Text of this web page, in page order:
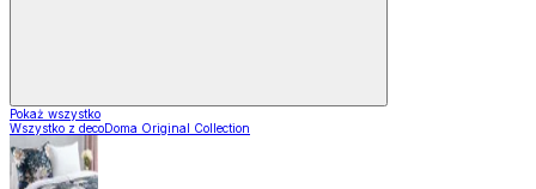
Pokaż wszystko
Wszystko z decoDoma Original Collection